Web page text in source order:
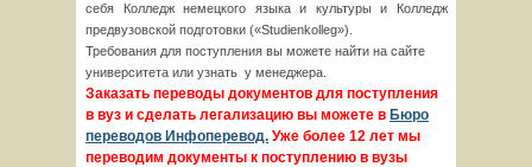
себя Колледж немецкого языка и культуры и Колледж
предвузовской подготовки («Studienkolleg»).
Требования для поступления вы можете найти на сайте
университета или узнать у менеджера.
Заказать переводы документов для поступления
в вуз и сделать легализацию вы можете в Бюро
переводов Инфоперевод. Уже более 12 лет мы
переводим документы к поступлению в вузы